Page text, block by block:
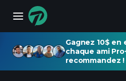
Gagnez 10$ en
chaque ami
recommandez !